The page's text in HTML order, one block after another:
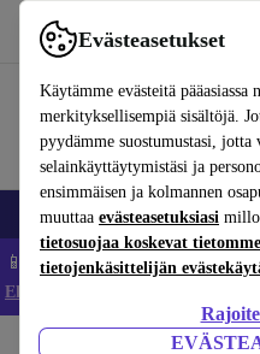
Evästeasetukset
Käytämme evästeitä pääasiassa
merkityksellisempiä sisältöjä.
pyydämme suostumustasi, jotta
selainkäyttäytymistäsi ja
ensimmäisen ja kolmannen
muuttaa evästeasetuksiasi
tietosuojaa koskevat tietomme
tietojenkäsittelijän
Käytä refurbed-palvelua nopeasti ja
Matkapuhelimet ja älypuhelimet
📱 Säästä 5 % LISÄÄ
Ehdot ja säännöt
Juomat